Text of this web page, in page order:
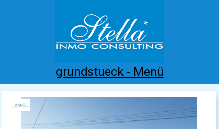
grundstueck - Menü
Home Costa Blanca Kaufen Mieten
Neubau
Referenzen Kontakt